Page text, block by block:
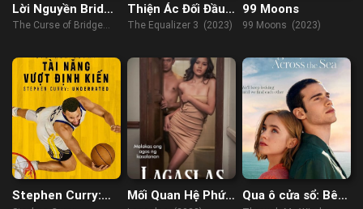
Lời Nguyền Bridge
Hollow
The Curse of Bridge
Bridge Hollow (2022)
(2022)
Thiện Ác Đối Đầu
3
The Equalizer 3 (2023)
99 Moons
99 Moons (2023)
Stephen Curry:
Mối Quan Hệ Phức
Qua ô cửa sổ: Bên